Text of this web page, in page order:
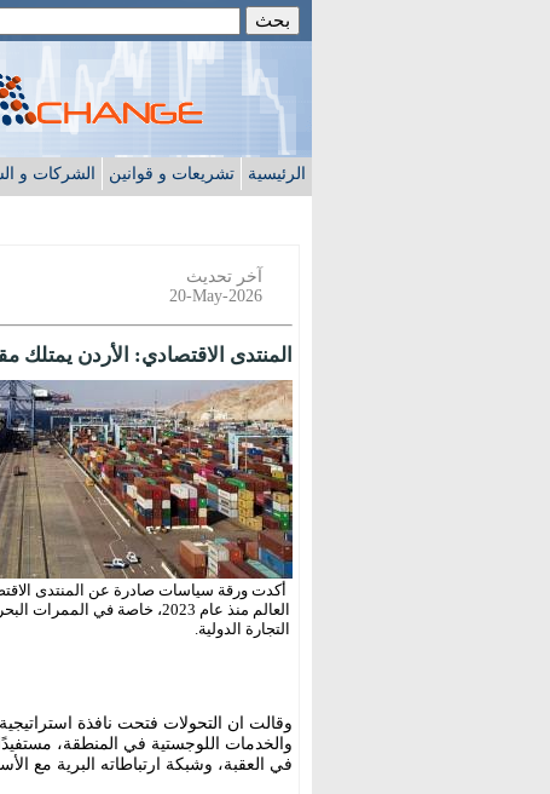
الرئيسية تشريعات و قوانين الشركات و
آخر تحديث
20-May-2026
المنتدى الاقتصادي: الأردن يمتلك
أكدت ورقة سياسات صادرة عن المنتدى
العالم منذ عام 2023، خاصة
التجارة الدولية.
وقالت ان التحولات فتحت نافذة
والخدمات اللوجستية في المنطقة،
في العقبة، وشبكة ارتباطاته البرية مع